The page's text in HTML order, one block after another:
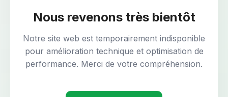
Nous revenons très bientôt
Notre site web est temporairement indisponible
pour amélioration technique et optimisation de
performance. Merci de votre compréhension.